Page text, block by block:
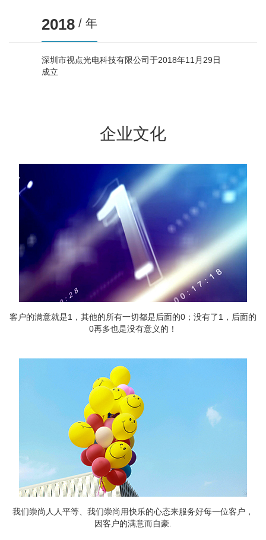
2018 / 年
深圳市视点光电科技有限公司于2018年11月29日
成立
企业文化
客户的满意就是1，其他的所有一切都是后面的0；没有了1，后面的
0再多也是没有意义的！
我们崇尚人人平等、我们崇尚用快乐的心态来服务好每一位客户，
因客户的满意而自豪.